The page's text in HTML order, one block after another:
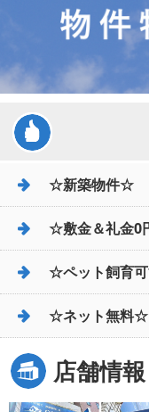
☆新築物件☆
☆敷金＆礼金0
☆ペット飼育
☆ネット無料☆
店舗情報